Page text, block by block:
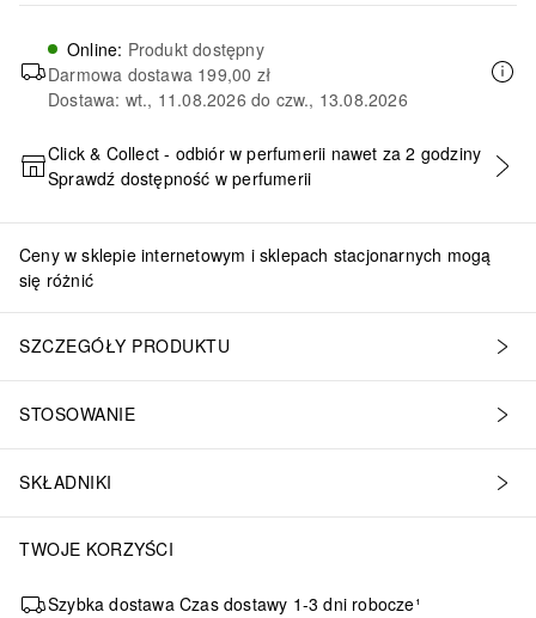
Online: Produkt dostępny
Darmowa dostawa 199,00 zł
Dostawa: wt., 11.08.2026 do czw., 13.08.2026
DODAJ DO KOSZYKA
Click & Collect - odbiór w perfumerii nawet za 2 godziny
Sprawdź dostępność w perfumerii
Ceny w sklepie internetowym i sklepach stacjonarnych mogą
się różnić
SZCZEGÓŁY PRODUKTU
STOSOWANIE
SKŁADNIKI
TWOJE KORZYŚCI
Szybka dostawa Czas dostawy 1-3 dni robocze¹